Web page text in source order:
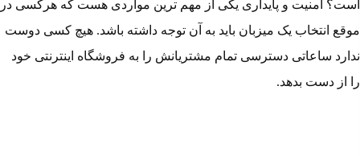
است؟ امنیت و پایداری یکی از مهم ترین مواردی هست که هرکسی در
موقع انتخاب یک میزبان باید به آن توجه داشته باشد. هیچ کسی دوست
ندارد ساعاتی دسترسی تمام مشتریانش را به فروشگاه اینترنتی خود
را از دست بدهد.